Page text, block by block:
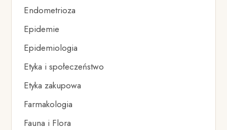
Endometrioza
Epidemie
Epidemiologia
Etyka i społeczeństwo
Etyka zakupowa
Farmakologia
Fauna i Flora